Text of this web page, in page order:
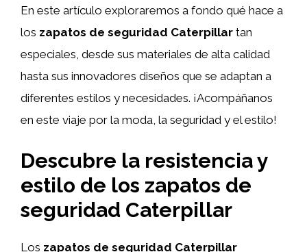
En este artículo exploraremos a fondo qué hace a
los zapatos de seguridad Caterpillar tan
especiales, desde sus materiales de alta calidad
hasta sus innovadores diseños que se adaptan a
diferentes estilos y necesidades. ¡Acompáñanos
en este viaje por la moda, la seguridad y el estilo!
Descubre la resistencia y
estilo de los zapatos de
seguridad Caterpillar
Los zapatos de seguridad Caterpillar